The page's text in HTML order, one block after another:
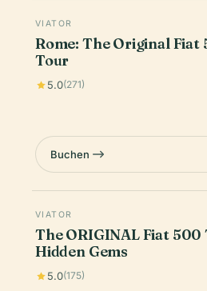
VIATOR
Rome: The Original
Tour
5.0(271)
Buchen
VIATOR
The ORIGINAL Fiat 500
Hidden Gems
5.0(175)